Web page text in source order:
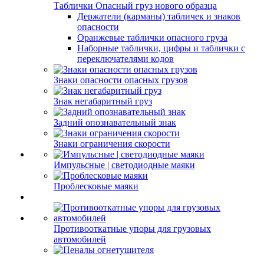
Таблички Опасный груз нового образца
Держатели (карманы) табличек и знаков
опасности
Оранжевые таблички опасного груза
Наборные таблички, цифры и таблички с
переключателями кодов
Знаки опасности опасных грузов
Знак негабаритный груз
Задний опознавательный знак
Знаки ограничения скорости
Импульсные | светодиодные маяки
Проблесковые маяки
Противооткатные упоры для грузовых
автомобилей